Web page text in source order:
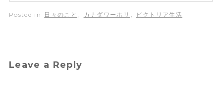
Posted in 日々のこと カナダワーホリ ビクトリア生活
Leave a Reply